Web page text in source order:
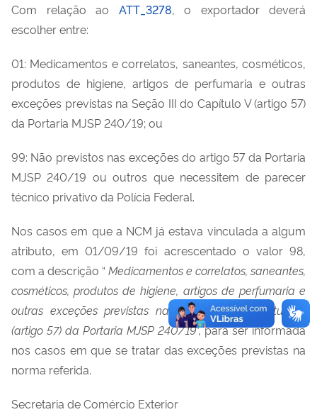
Com relação ao ATT_3278, o exportador deverá
escolher entre:
01: Medicamentos e correlatos, saneantes, cosméticos,
produtos de higiene, artigos de perfumaria e outras
exceções previstas na Seção III do Capítulo V (artigo 57)
da Portaria MJSP 240/19; ou
99: Não previstos nas exceções do artigo 57 da Portaria
MJSP 240/19 ou outros que necessitem de parecer
técnico privativo da Polícia Federal.
Nos casos em que a NCM já estava vinculada a algum
atributo, em 01/09/19 foi acrescentado o valor 98,
com a descrição “ Medicamentos e correlatos, saneantes,
cosméticos, produtos de higiene, artigos de perfumaria e
outras exceções previstas na Seção III do Capítulo V
(artigo 57) da Portaria MJSP 240/19”, para ser informada
nos casos em que se tratar das exceções previstas na
norma referida.
Secretaria de Comércio Exterior